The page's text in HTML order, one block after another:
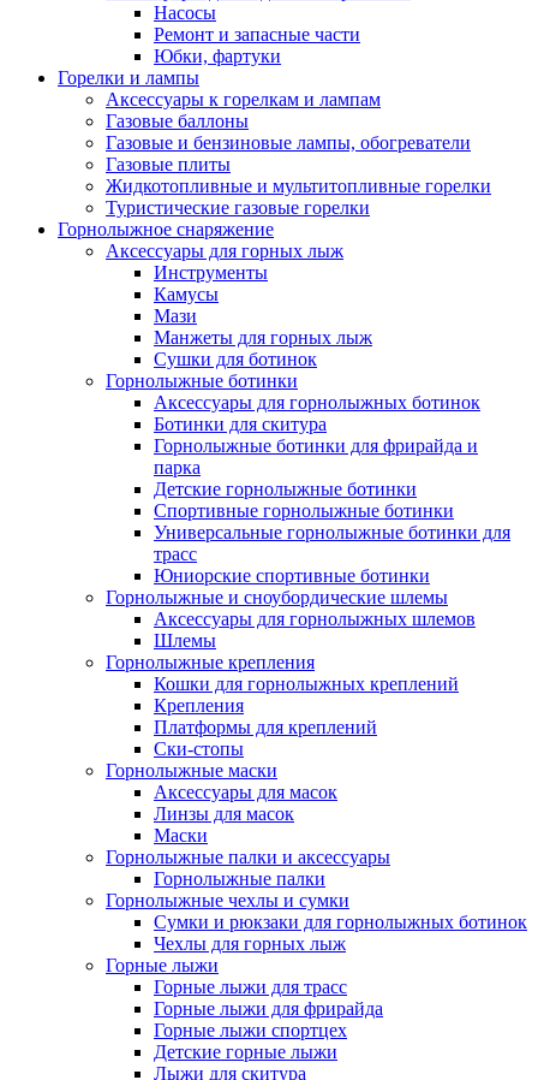
Насосы
Ремонт и запасные части
Юбки, фартуки
Горелки и лампы
Аксессуары к горелкам и лампам
Газовые баллоны
Газовые и бензиновые лампы, обогреватели
Газовые плиты
Жидкотопливные и мультитопливные горелки
Туристические газовые горелки
Горнолыжное снаряжение
Аксессуары для горных лыж
Инструменты
Камусы
Мази
Манжеты для горных лыж
Сушки для ботинок
Горнолыжные ботинки
Аксессуары для горнолыжных ботинок
Ботинки для скитура
Горнолыжные ботинки для фрирайда и
парка
Детские горнолыжные ботинки
Спортивные горнолыжные ботинки
Универсальные горнолыжные ботинки для
трасс
Юниорские спортивные ботинки
Горнолыжные и сноубордические шлемы
Аксессуары для горнолыжных шлемов
Шлемы
Горнолыжные крепления
Кошки для горнолыжных креплений
Крепления
Платформы для креплений
Ски-стопы
Горнолыжные маски
Аксессуары для масок
Линзы для масок
Маски
Горнолыжные палки и аксессуары
Горнолыжные палки
Горнолыжные чехлы и сумки
Сумки и рюкзаки для горнолыжных ботинок
Чехлы для горных лыж
Горные лыжи
Горные лыжи для трасс
Горные лыжи для фрирайда
Горные лыжи спортцех
Детские горные лыжи
Лыжи для скитура